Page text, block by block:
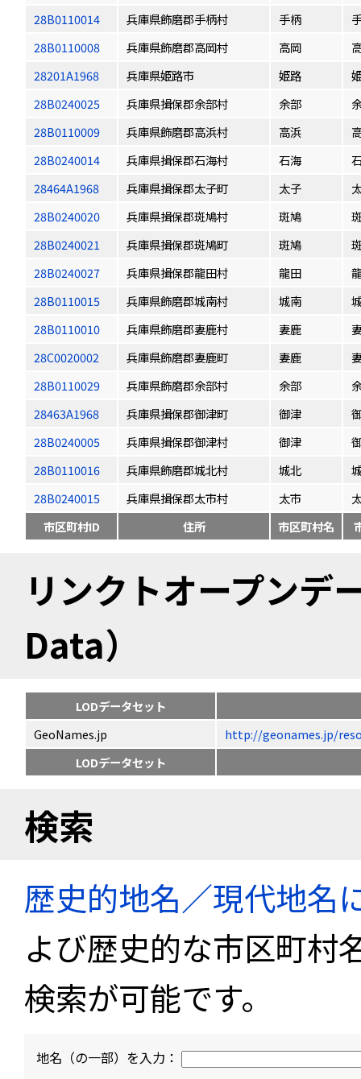
28B0110014
兵庫県飾磨郡手柄村 手柄
28B0110008
兵庫県飾磨郡高岡村 高岡
28201A1968
兵庫県姫路市 姫路
28B0240025
兵庫県揖保郡余部村 余部
28B0110009
兵庫県飾磨郡高浜村 高浜
28B0240014
兵庫県揖保郡石海村 石海
28464A1968
兵庫県揖保郡太子町 太子
28B0240020
兵庫県揖保郡斑鳩村 斑鳩
28B0240021
兵庫県揖保郡斑鳩町 斑鳩
28B0240027
兵庫県揖保郡龍田村 龍田
28B0110015
兵庫県飾磨郡城南村 城南
28B0110010
兵庫県飾磨郡妻鹿村 妻鹿
28C0020002
兵庫県飾磨郡妻鹿町 妻鹿
28B0110029
兵庫県飾磨郡余部村 余部
28463A1968
兵庫県揖保郡御津町 御津
28B0240005
兵庫県揖保郡御津村 御津
28B0110016
兵庫県飾磨郡城北村 城北
28B0240015
兵庫県揖保郡太市村 太市
市区町村ID
住所 市区町村名
リンクトオープン
Data）
LODデータセット
GeoNames.jp
http://geonames.jp/
LODデータセット
検索
歴史的地名／現代地名
よび歴史的な市区町村
検索が可能です。
地名（の一部）を入力：